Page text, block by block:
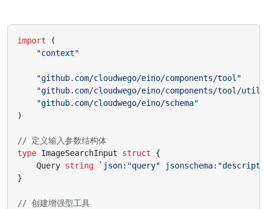
import
(
"context"
"github.com/cloudwego/eino/components/tool"
"github.com/cloudwego/eino/components/tool/
"github.com/cloudwego/eino/schema"
)
// 定义输入参数结构体
type ImageSearchInput struct
{
Query string
`json:"query"
}
// 创建增强型工具